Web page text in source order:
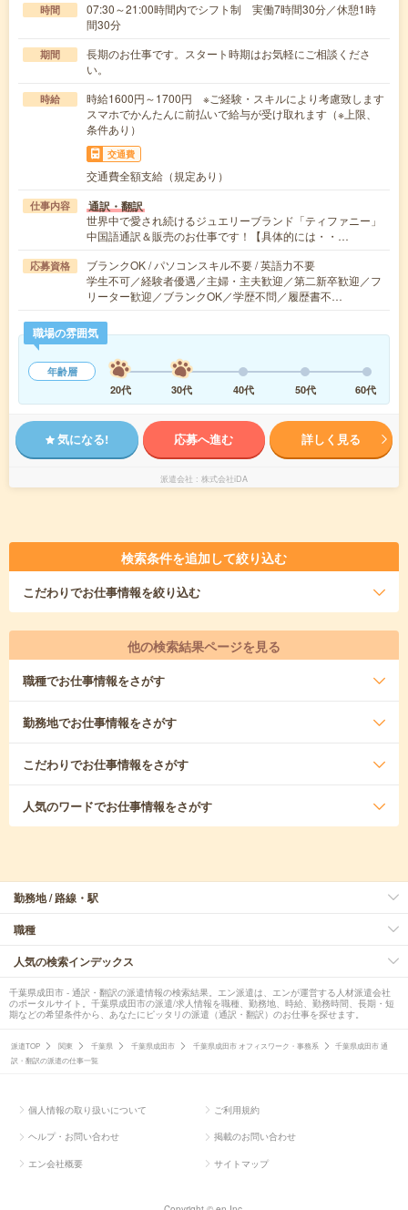
時間
07:30～21:00時間内でシフト制 実働7時間30分／休憩1時
間30分
期間
長期のお仕事です。スタート時期はお気軽にご相談くださ
い。
時給
時給1600円～1700円 ※ご経験・スキルにより考慮致します
スマホでかんたんに前払いで給与が受け取れます（※上限、
条件あり）
交通費
交通費全額支給（規定あり）
仕事内容 通訳・翻訳
世界中で愛され続けるジュエリーブランド「ティファニー」
中国語通訳＆販売のお仕事です！【具体的には・・…
応募資格
ブランクOK / パソコンスキル不要 / 英語力不要
学生不可／経験者優遇／主婦・主夫歓迎／第二新卒歓迎／フ
リーター歓迎／ブランクOK／学歴不問／履歴書不…
職場の雰囲気
年齢層
20代
30代 40代 50代 60代
気になる! 応募へ進む 詳しく見る
派遣会社 株式会社iDA
検索条件を追加して絞り込む
こだわりでお仕事情報を絞り込む
他の検索結果ページを見る
職種でお仕事情報をさがす
勤務地でお仕事情報をさがす
こだわりでお仕事情報をさがす
人気のワードでお仕事情報をさがす
勤務地 / 路線・駅
職種
人気の検索インデックス
千葉県成田市 - 通訳・翻訳の派遣情報の検索結果。エン派遣は、エンが運営する人材派遣会社
のポータルサイト。千葉県成田市の派遣/求人情報を職種、勤務地、時給、勤務時間、長期・短
期などの希望条件から、あなたにピッタリの派遣（通訳・翻訳）のお仕事を探せます。
派遣TOP 関東 千葉県 千葉県成田市 千葉県成田市 オフィスワーク・事務系
千葉県成田市 通
訳・翻訳の派遣の仕事一覧
個人情報の取り扱いについて ご利用規約
ヘルプ・お問い合わせ 掲載のお問い合わせ
エン会社概要 サイトマップ